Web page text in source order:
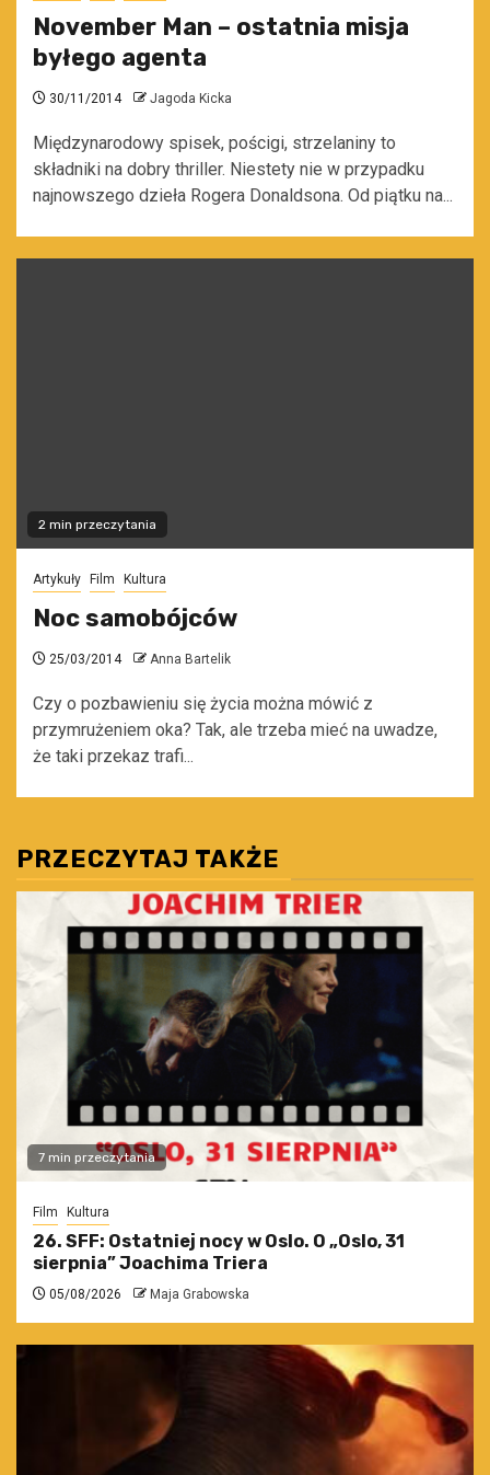
November Man – ostatnia misja
byłego agenta
30/11/2014 Jagoda Kicka
Międzynarodowy spisek, pościgi, strzelaniny to
składniki na dobry thriller. Niestety nie w przypadku
najnowszego dzieła Rogera Donaldsona. Od piątku na...
2 min przeczytania
Artykuły Film Kultura
Noc samobójców
25/03/2014 Anna Bartelik
Czy o pozbawieniu się życia można mówić z
przymrużeniem oka? Tak, ale trzeba mieć na uwadze,
że taki przekaz trafi...
PRZECZYTAJ TAKŻE
7 min przeczytania
Film Kultura
26. SFF: Ostatniej nocy w Oslo. O „Oslo, 31
sierpnia” Joachima Triera
05/08/2026 Maja Grabowska